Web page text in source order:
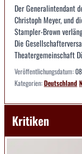
Der Generalintendant
Christoph Meyer, und
Stampler-Brown
Die
Theatergemeinschaft
Veröffentlichungsdatum:
Kategorien:Deutschland
Kritiken